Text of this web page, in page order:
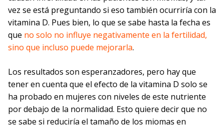
vez se está preguntando si eso también ocurriría con la
vitamina D. Pues bien, lo que se sabe hasta la fecha es
que no solo no influye negativamente en la fertilidad,
sino que incluso puede mejorarla.
Los resultados son esperanzadores, pero hay que
tener en cuenta que el efecto de la vitamina D solo se
ha probado en mujeres con niveles de este nutriente
por debajo de la normalidad. Esto quiere decir que no
se sabe si reduciría el tamaño de los miomas en